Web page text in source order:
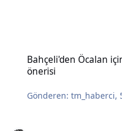
Bahçeli'den Öcalan
önerisi
Gönderen:tm_haberci,